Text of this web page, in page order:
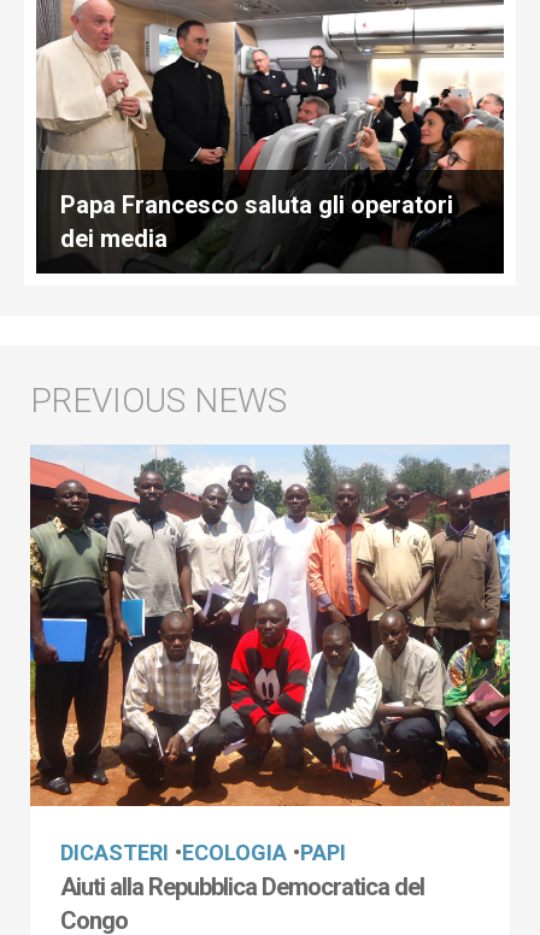
Papa Francesco saluta gli operatori
dei media
DICASTERI •ECOLOGIA •PAPI
Aiuti alla Repubblica Democratica del
Congo